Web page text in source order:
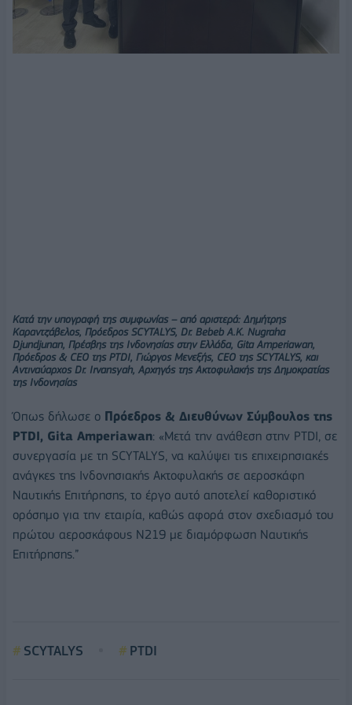
Κατά την υπογραφή της συμφωνίας – από αριστερά: Δημήτρης
Καραντζάβελος, Πρόεδρος SCYTALYS, Dr. Bebeb A.K. Nugraha
Djundjunan, Πρέσβης της Ινδονησίας στην Ελλάδα, Gita Amperiawan,
Πρόεδρος & CEO της PTDI, Γιώργος Μενεξής, CEO της SCYTALYS, και
Αντιναύαρχος Dr. Irvansyah, Αρχηγός της Ακτοφυλακής της Δημοκρατίας
της Ινδονησίας
Όπως δήλωσε ο Πρόεδρος & Διευθύνων Σύμβουλος της
PTDI, Gita Amperiawan: «Μετά την ανάθεση στην PTDI, σε
συνεργασία με τη SCYTALYS, να καλύψει τις επιχειρησιακές
ανάγκες της Ινδονησιακής Ακτοφυλακής σε αεροσκάφη
Ναυτικής Επιτήρησης, το έργο αυτό αποτελεί καθοριστικό
ορόσημο για την εταιρία, καθώς αφορά στον σχεδιασμό του
πρώτου αεροσκάφους N219 με διαμόρφωση Ναυτικής
Επιτήρησης.”
SCYTALYS PTDI